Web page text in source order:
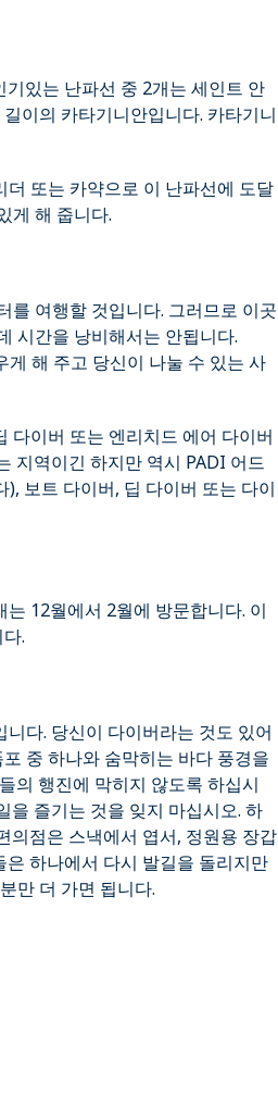
있는 난파선 중 2개는 세인트 안
이의 카타기니안입니다. 카타기니
또는 카약으로 이 난파선에 도달
게 해 줍니다.
를 여행할 것입니다. 그러므로 이곳
시간을 낭비해서는 안됩니다.
해 주고 당신이 나눌 수 있는 사
다이버 또는 엔리치드 에어 다이버
지역이긴 하지만 역시 PADI 어드
보트 다이버, 딥 다이버 또는 다이
12월에서 2월에 방문합니다. 이
.
다. 당신이 다이버라는 것도 있어
중 하나와 숨막히는 바다 풍경을
의 행진에 막히지 않도록 하십시
을 즐기는 것을 잊지 마십시오. 하
의점은 스낵에서 엽서, 정원용 장갑
하나에서 다시 발길을 돌리지만
만 더 가면 됩니다.